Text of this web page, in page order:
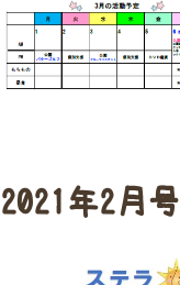
2021年2月号